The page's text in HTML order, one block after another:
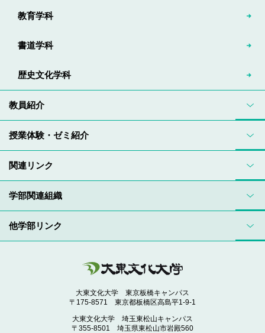
学部関連組織
他学部リンク
大東文化大学 東京板橋キャンパス
〒175-8571 東京都板橋区高島平1-9-1
大東文化大学 埼玉東松山キャンパス
〒355-8501 埼玉県東松山市岩殿560
教育学科
書道学科
歴史文化学科
教員紹介
授業体験・ゼミ紹介
関連リンク